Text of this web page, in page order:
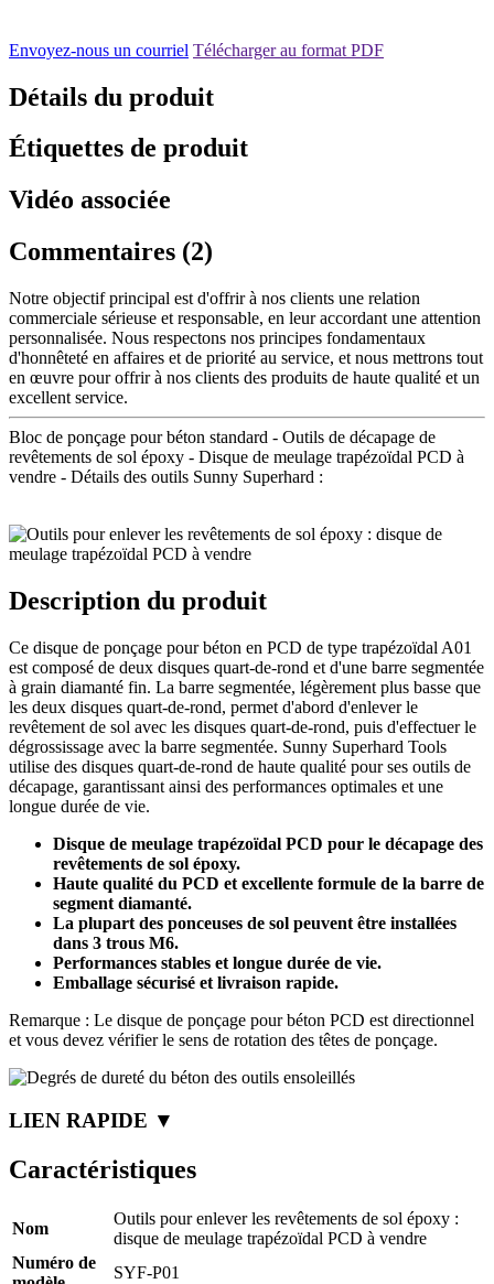
Envoyez-nous un courriel Télécharger au format PDF
Détails du produit
Étiquettes de produit
Vidéo associée
Commentaires (2)
Notre objectif principal est d'offrir à nos clients une relation
commerciale sérieuse et responsable, en leur accordant une attention
personnalisée. Nous respectons nos principes fondamentaux
d'honnêteté en affaires et de priorité au service, et nous mettrons tout
en œuvre pour offrir à nos clients des produits de haute qualité et un
excellent service.
Bloc de ponçage pour béton standard - Outils de décapage de
revêtements de sol époxy - Disque de meulage trapézoïdal PCD à
vendre - Détails des outils Sunny Superhard :
Description du produit
Ce disque de ponçage pour béton en PCD de type trapézoïdal A01
est composé de deux disques quart-de-rond et d'une barre segmentée
à grain diamanté fin. La barre segmentée, légèrement plus basse que
les deux disques quart-de-rond, permet d'abord d'enlever le
revêtement de sol avec les disques quart-de-rond, puis d'effectuer le
dégrossissage avec la barre segmentée. Sunny Superhard Tools
utilise des disques quart-de-rond de haute qualité pour ses outils de
décapage, garantissant ainsi des performances optimales et une
longue durée de vie.
Disque de meulage trapézoïdal PCD pour le décapage des
revêtements de sol époxy.
Haute qualité du PCD et excellente formule de la barre de
segment diamanté.
La plupart des ponceuses de sol peuvent être installées
dans 3 trous M6.
Performances stables et longue durée de vie.
Emballage sécurisé et livraison rapide.
Remarque : Le disque de ponçage pour béton PCD est directionnel
et vous devez vérifier le sens de rotation des têtes de ponçage.
LIEN RAPIDE ▼
Caractéristiques
Nom
Outils pour enlever les revêtements de sol époxy :
disque de meulage trapézoïdal PCD à vendre
Numéro de
SYF-P01